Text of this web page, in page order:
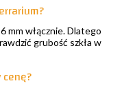
mm włącznie. Dlatego
grubość szkła w